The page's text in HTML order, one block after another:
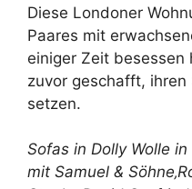
Diese Londoner
Paares mit
einiger Zeit besessen
zuvor geschafft,
setzen.
Sofas in Dolly Wolle in
mit Samuel & Söhne